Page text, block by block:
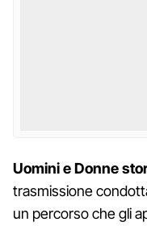
Uomini e Donne
trasmissione
un percorso che gli